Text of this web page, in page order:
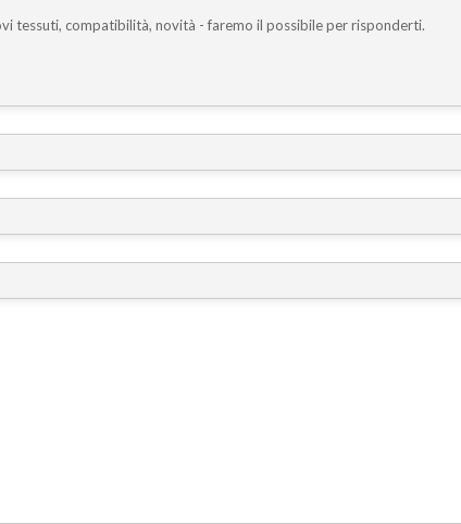
tessuti, compatibilità, novità - faremo il possibile per risponderti.